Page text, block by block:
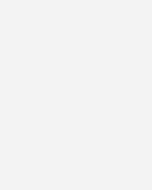
PV06-2026
in
für Solaranlagen und
Messe in München zeigten die Anbieter
Vor allem Hersteller aus Europa konnten mit
oder Solarparks: Solaranlagen werden kaum
installiert. Hybridsysteme halten auch
Einzug. Innovationen bei den
höhere Spannungen und digitale Optimierung